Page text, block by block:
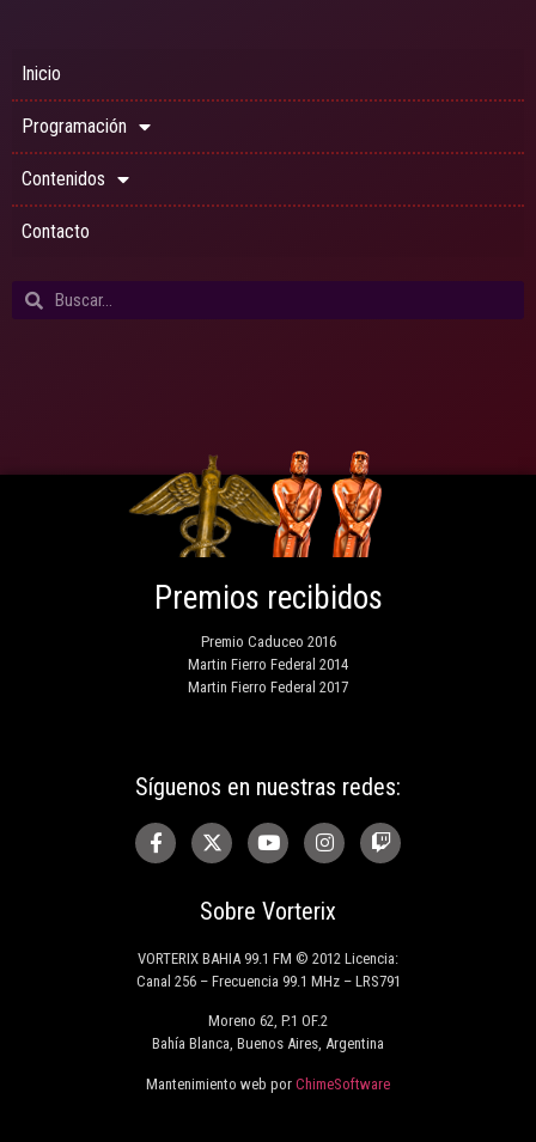
Inicio
Programación
Contenidos
Contacto
Sobre Vorterix
VORTERIX BAHIA 99.1 FM © 2012 Licencia:
Canal 256 – Frecuencia 99.1 MHz – LRS791
Moreno 62, P.1 OF.2
Bahía Blanca, Buenos Aires, Argentina
Mantenimiento web por ChimeSoftware
Síguenos en nuestras redes:
Premios recibidos
Premio Caduceo 2016
Martin Fierro Federal 2014
Martin Fierro Federal 2017